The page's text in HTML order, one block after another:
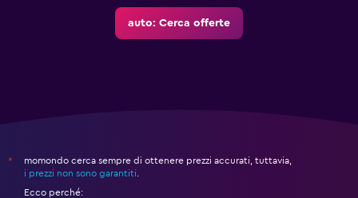
auto: Cerca offerte
*
momondo cerca sempre di ottenere prezzi accurati, tuttavia,
i prezzi non sono garantiti.
Ecco perché: